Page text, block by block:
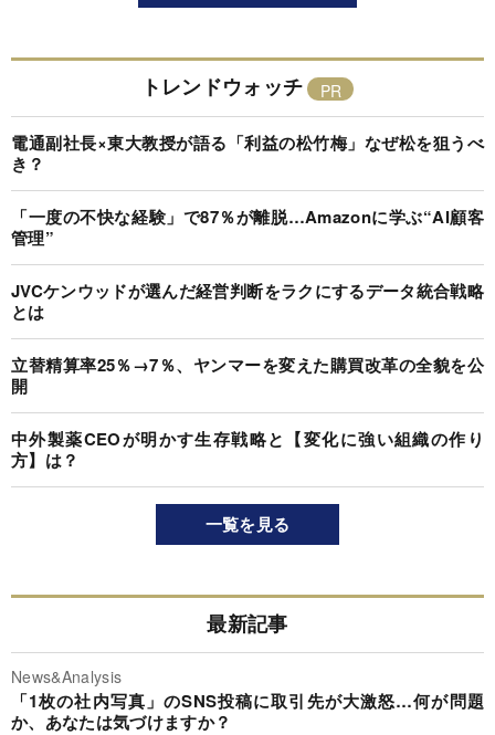
トレンドウォッチ
電通副社長×東大教授が語る「利益の松竹梅」なぜ松を狙うべ
き？
「一度の不快な経験」で87％が離脱…Amazonに学ぶ“AI顧客
管理”
JVCケンウッドが選んだ経営判断をラクにするデータ統合戦略
とは
立替精算率25％→7％、ヤンマーを変えた購買改革の全貌を公
開
中外製薬CEOが明かす生存戦略と【変化に強い組織の作り
方】は？
一覧を見る
最新記事
News&Analysis
「1枚の社内写真」のSNS投稿に取引先が大激怒…何が問題
か、あなたは気づけますか？